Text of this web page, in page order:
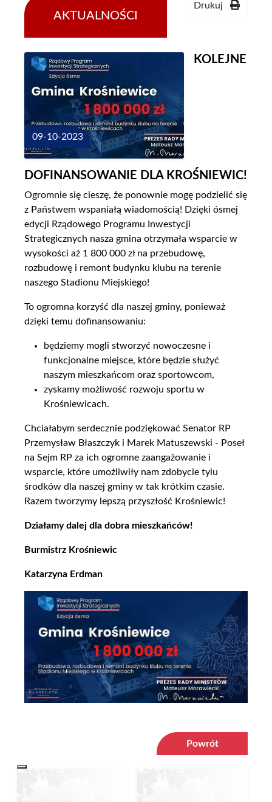
AKTUALNOŚCI
Drukuj
09-10-2023
KOLEJNE
DOFINANSOWANIE DLA KROŚNIEWIC!
Ogromnie się cieszę, że ponownie mogę podzielić się
z Państwem wspaniałą wiadomością! Dzięki ósmej
edycji Rządowego Programu Inwestycji
Strategicznych nasza gmina otrzymała wsparcie w
wysokości aż 1 800 000 zł na przebudowę,
rozbudowę i remont budynku klubu na terenie
naszego Stadionu Miejskiego!
To ogromna korzyść dla naszej gminy, ponieważ
dzięki temu dofinansowaniu:
będziemy mogli stworzyć nowoczesne i
funkcjonalne miejsce, które będzie służyć
naszym mieszkańcom oraz sportowcom,
zyskamy możliwość rozwoju sportu w
Krośniewicach.
Chciałabym serdecznie podziękować Senator RP
Przemysław Błaszczyk i Marek Matuszewski - Poseł
na Sejm RP za ich ogromne zaangażowanie i
wsparcie, które umożliwiły nam zdobycie tylu
środków dla naszej gminy w tak krótkim czasie.
Razem tworzymy lepszą przyszłość Krośniewic!
Działamy dalej dla dobra mieszkańców!
Burmistrz Krośniewic
Katarzyna Erdman
Powrót